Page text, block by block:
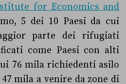
for Economics and
5 dei 10 Paesi da cui
parte dei rifugiati
come Paesi con alti
76 mila richiedenti asilo
47 mila a venire da zone di